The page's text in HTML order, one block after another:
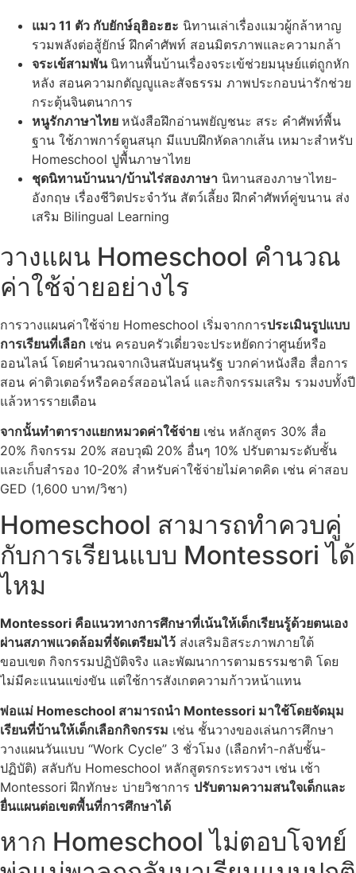
แมว 11 ตัว กับยักษ์อุฮิอะฮะ นิทานเล่าเรื่องแมวผู้กล้าหาญ
รวมพลังต่อสู้ยักษ์ ฝึกคำศัพท์ สอนมิตรภาพและความกล้า
จระเข้สามพัน นิทานพื้นบ้านเรื่องจระเข้ช่วยมนุษย์แต่ถูกหัก
หลัง สอนความกตัญญูและสัจธรรม ภาพประกอบน่ารักช่วย
กระตุ้นจินตนาการ
หนูรักภาษาไทย หนังสือฝึกอ่านพยัญชนะ สระ คำศัพท์พื้น
ฐาน ใช้ภาพการ์ตูนสนุก มีแบบฝึกหัดลากเส้น เหมาะสำหรับ
Homeschool ปูพื้นภาษาไทย
ชุดนิทานบ้านนา/บ้านไร่สองภาษา นิทานสองภาษาไทย-
อังกฤษ เรื่องชีวิตประจำวัน สัตว์เลี้ยง ฝึกคำศัพท์คู่ขนาน ส่ง
เสริม Bilingual Learning
วางแผน Homeschool คำนวณ
ค่าใช้จ่ายอย่างไร
การวางแผนค่าใช้จ่าย Homeschool เริ่มจากการประเมินรูปแบบ
การเรียนที่เลือก เช่น ครอบครัวเดี่ยวจะประหยัดกว่าศูนย์หรือ
ออนไลน์ โดยคำนวณจากเงินสนับสนุนรัฐ บวกค่าหนังสือ สื่อการ
สอน ค่าติวเตอร์หรือคอร์สออนไลน์ และกิจกรรมเสริม รวมงบทั้งปี
แล้วหารรายเดือน
จากนั้นทำตารางแยกหมวดค่าใช้จ่าย เช่น หลักสูตร 30% สื่อ
20% กิจกรรม 20% สอบวุฒิ 20% อื่นๆ 10% ปรับตามระดับชั้น
และเก็บสำรอง 10-20% สำหรับค่าใช้จ่ายไม่คาดคิด เช่น ค่าสอบ
GED (1,600 บาท/วิชา)
Homeschool สามารถทำควบคู่
กับการเรียนแบบ Montessori ได้
ไหม
Montessori คือแนวทางการศึกษาที่เน้นให้เด็กเรียนรู้ด้วยตนเอง
ผ่านสภาพแวดล้อมที่จัดเตรียมไว้ ส่งเสริมอิสระภาพภายใต้
ขอบเขต กิจกรรมปฏิบัติจริง และพัฒนาการตามธรรมชาติ โดย
ไม่มีคะแนนแข่งขัน แต่ใช้การสังเกตความก้าวหน้าแทน
พ่อแม่ Homeschool สามารถนำ Montessori มาใช้โดยจัดมุม
เรียนที่บ้านให้เด็กเลือกกิจกรรม เช่น ชั้นวางของเล่นการศึกษา
วางแผนวันแบบ “Work Cycle” 3 ชั่วโมง (เลือกทำ-กลับชั้น-
ปฏิบัติ) สลับกับ Homeschool หลักสูตรกระทรวงฯ เช่น เช้า
Montessori ฝึกทักษะ บ่ายวิชาการ ปรับตามความสนใจเด็กและ
ยื่นแผนต่อเขตพื้นที่การศึกษาได้
หาก Homeschool ไม่ตอบโจทย์